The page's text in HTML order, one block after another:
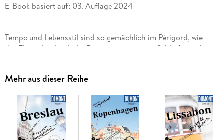
E-Book basiert auf: 03. Auflage 2024
Tempo und Lebensstil sind so gemächlich im Périgord, wie
der Fluss, der durch die Region seine weiten Schleifen zieht -
Mit den 15 »Direktkapiteln« des Reiseführers von Manfred
mischen, direkt in das Lebensgefühl in Südwestfrankreich
eintauchen, aktiv in der Natur entspannen und die Highlights
kennenlernen: prähistorische Höhlenkunst und mächtige
Burgen hoch über der Dordogne, Renaissance- Architektur in
Mehr aus dieser Reihe